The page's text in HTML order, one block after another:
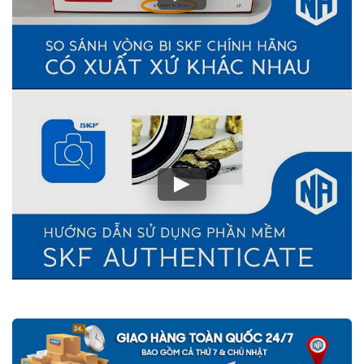
500 lần giá trị đơn hàngnếu Khách hàng phát hiện ra hàng giả,
hàng nhái SKF từ hệ thống của NGOCANH.COM
Vòng bi bạc đạn SKF do NGOCANH.COM phân phối đều được
do SKF Việt Nam xác nhận. Nên khách hàng hoàn toàn yên tâm
về chất lượng và nguồn gốc sản phẩm SKF chính hãng.